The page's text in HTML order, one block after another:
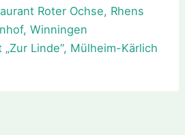
Roter Ochse, Rhens
Winningen
„Zur Linde“, Mülheim-Kärlich